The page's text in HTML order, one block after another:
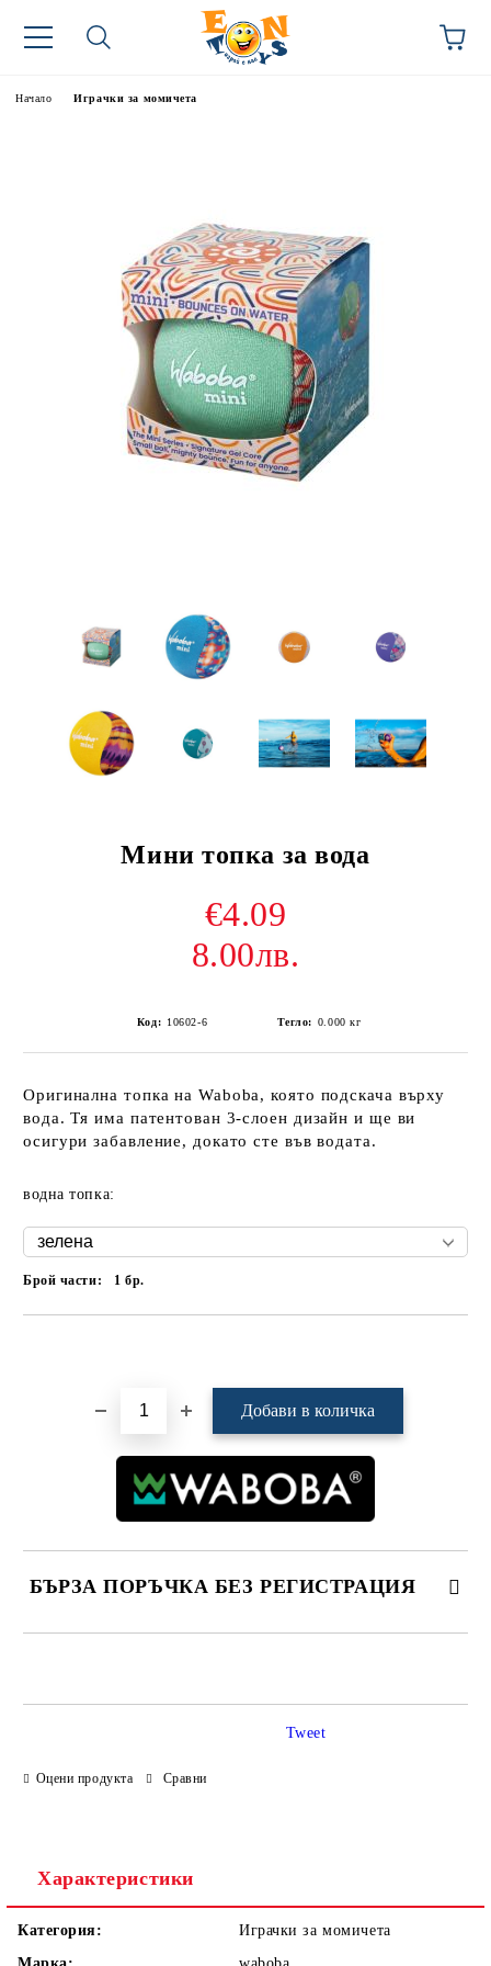
Начало Играчки за момичета
Мини топка за вода
€4.09
8.00лв.
Код: 10602-6 Тегло: 0.000 кг
Оригинална топка на Waboba, която подскача върху
вода. Тя има патентован 3-слоен дизайн и ще ви
осигури забавление, докато сте във водата.
водна топка:
Брой части: 1бр.
БЪРЗА ПОРЪЧКА БЕЗ РЕГИСТРАЦИЯ
Оцени продукта Сравни
Tweet
Характеристики
Категория:
Играчки за момичета